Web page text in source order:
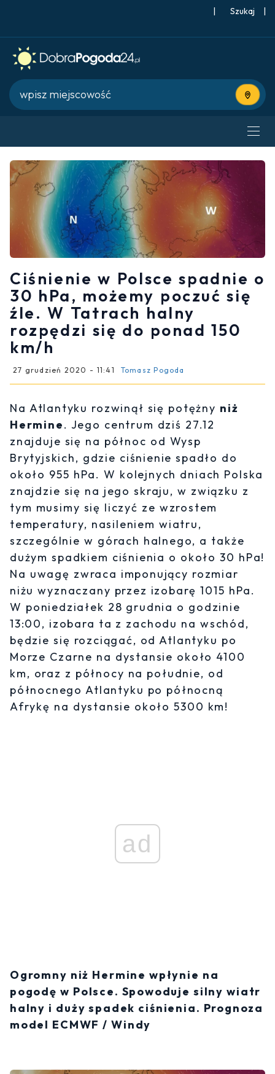
| |
Użyj
Ciśnienie w Polsce spadnie o
30 hPa, możemy poczuć się
źle. W Tatrach halny
rozpędzi się do ponad 150
km/h
27 grudzień 2020 - 11:41 Tomasz Pogoda
Na Atlantyku rozwinął się potężny niż
Hermine. Jego centrum dziś 27.12
znajduje się na północ od Wysp
Brytyjskich, gdzie ciśnienie spadło do
około 955 hPa. W kolejnych dniach Polska
znajdzie się na jego skraju, w związku z
tym musimy się liczyć ze wzrostem
temperatury, nasileniem wiatru,
szczególnie w górach halnego, a także
dużym spadkiem ciśnienia o około 30 hPa!
Na uwagę zwraca imponujący rozmiar
niżu wyznaczany przez izobarę 1015 hPa.
W poniedziałek 28 grudnia o godzinie
13:00, izobara ta z zachodu na wschód,
będzie się rozciągać, od Atlantyku po
Morze Czarne na dystansie około 4100
km, oraz z północy na południe, od
północnego Atlantyku po północną
Afrykę na dystansie około 5300 km!
ad
Ogromny niż Hermine wpłynie na
pogodę w Polsce. Spowoduje silny wiatr
halny i duży spadek ciśnienia. Prognoza
model ECMWF / Windy